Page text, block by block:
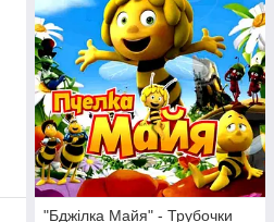
"Бджілка Майя" - Трубочки